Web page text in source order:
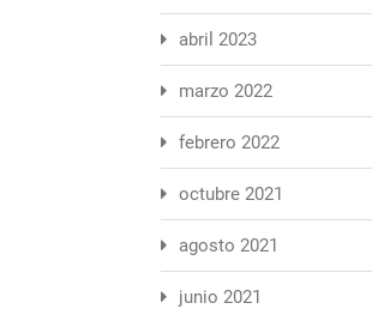
abril 2023
marzo 2022
febrero 2022
octubre 2021
agosto 2021
junio 2021